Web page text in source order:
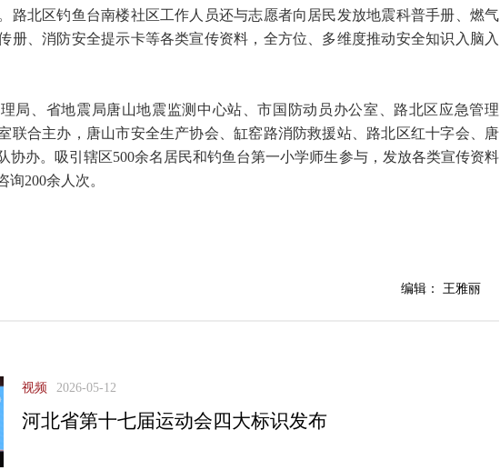
路北区钓鱼台南楼社区工作人员还与志愿者向居民发放地震科普手册、燃气
册、消防安全提示卡等各类宣传资料，全方位、多维度推动安全知识入脑入
局、省地震局唐山地震监测中心站、市国防动员办公室、路北区应急管理
联合主办，唐山市安全生产协会、缸窑路消防救援站、路北区红十字会、唐
协办。吸引辖区500余名居民和钓鱼台第一小学师生参与，发放各类宣传资料
询200余人次。
编辑： 王雅丽
视频 2026-05-12
河北省第十七届运动会四大标识发布